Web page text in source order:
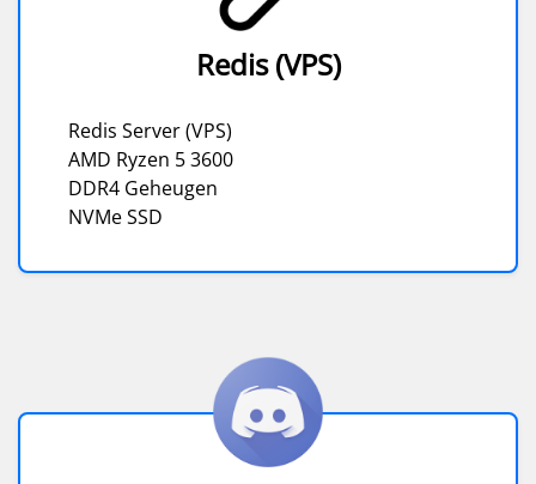
Redis (VPS)
Redis Server (VPS)
AMD Ryzen 5 3600
DDR4 Geheugen
NVMe SSD